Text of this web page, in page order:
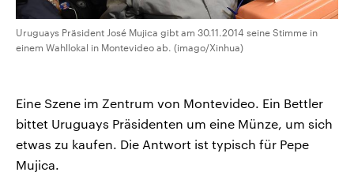
Uruguays Präsident José Mujica gibt am 30.11.2014 seine Stimme in
einem Wahllokal in Montevideo ab. (imago/Xinhua)
Eine Szene im Zentrum von Montevideo. Ein Bettler
bittet Uruguays Präsidenten um eine Münze, um sich
etwas zu kaufen. Die Antwort ist typisch für Pepe
Mujica.